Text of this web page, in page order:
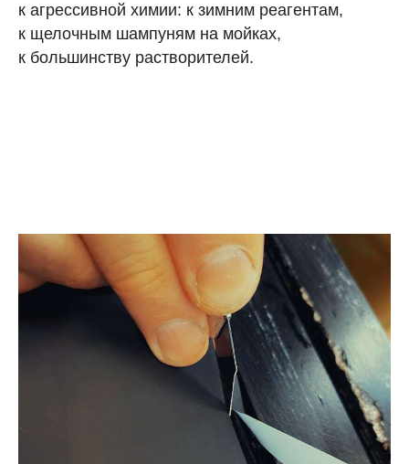
к агрессивной химии: к зимним реагентам,
к щелочным шампуням на мойках,
к большинству растворителей.